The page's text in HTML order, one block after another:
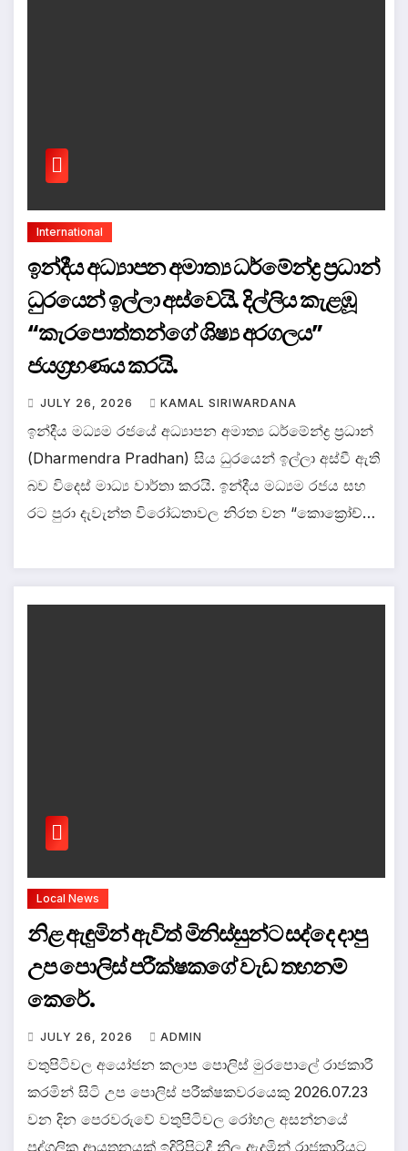
International
ඉන්දීය අධ්‍යාපන අමාත්‍ය ධර්මේන්ද්‍ර ප්‍රධාන්
ධුරයෙන් ඉල්ලා අස්වෙයි. දිල්ලිය කැළඹූ
“කැරපොත්තන්ගේ ශිෂ්‍ය අරගලය”
ජයග්‍රහණය කරයි.
JULY 26, 2026 KAMAL SIRIWARDANA
ඉන්දීය මධ්‍යම රජයේ අධ්‍යාපන අමාත්‍ය ධර්මේන්ද්‍ර ප්‍රධාන්
(Dharmendra Pradhan) සිය ධුරයෙන් ඉල්ලා අස්වී ඇති
බව විදෙස් මාධ්‍ය වාර්තා කරයි. ඉන්දීය මධ්‍යම රජය සහ
රට පුරා දැවැන්ත විරෝධතාවල නිරත වන “කොක්‍රෝච්…
Local News
නිළ ඇඳුමින් ඇවිත් මිනිස්සුන්ට සද්දෙ දාපු
උප පොලිස් පරීක්ෂකගේ වැඩ තහනම්
කෙරේ.
JULY 26, 2026 ADMIN
වතුපිටිවල අයෝජන කලාප පොලිස් මුරපොලේ රාජකාරී
කරමින් සිටි උප පොලිස් පරීක්ෂකවරයෙකු 2026.07.23
වන දින පෙරවරුවේ වතුපිටිවල රෝහල අසන්නයේ
පුද්ගලික ආයතනයක් ඉදිරිපිටදී නිල ඇදුමින් රාජකාරියට